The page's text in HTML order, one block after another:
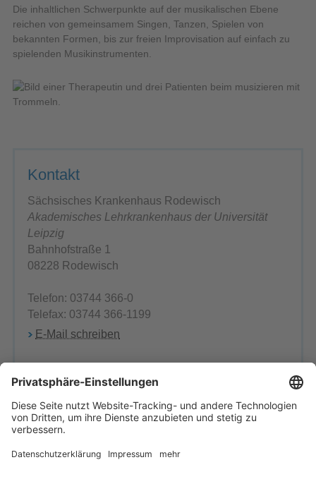
Die inhaltlichen Schwerpunkte auf der musikalischen Ebene
reichen von gemeinsamem Singen, Tanzen, Spielen von
bekannten Formen, bis zur freien Improvisation auf einfach zu
spielenden Musikinstrumenten.
Kontakt
Sächsisches Krankenhaus Rodewisch
Akademisches Lehrkrankenhaus der Universität
Leipzig
Bahnhofstraße 1
08228 Rodewisch
Telefon: 03744 366-0
Telefax: 03744 366-1199
E-Mail schreiben
Musiktherapeut
Telefon: 03744 366-2703